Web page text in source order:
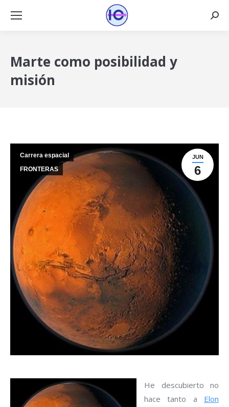
Marte como posibilidad y
misión
JUN
6
Carrera espacial
FRONTERAS
He descubierto no
hace tanto a Elon